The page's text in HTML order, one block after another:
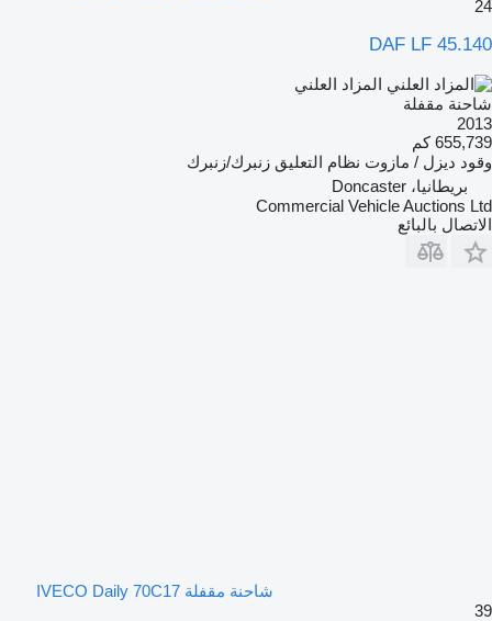
24
DAF LF 45.140
المزاد العلني
شاحنة مقفلة
2013
655,739 كم
وقود ديزل / مازوت نظام التعليق زنبرك/زنبرك
بريطانيا، Doncaster
Commercial Vehicle Auctions Ltd
الاتصال بالبائع
شاحنة مقفلة IVECO Daily 70C17
39